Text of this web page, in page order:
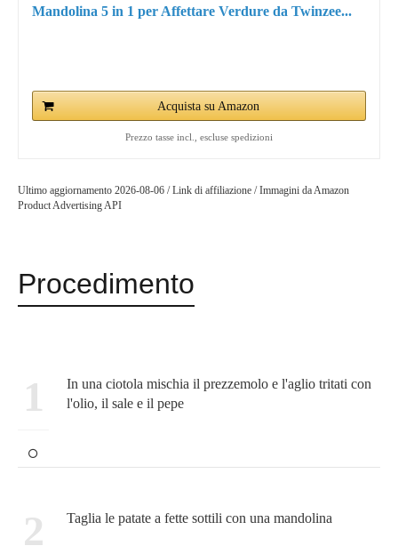
Mandolina 5 in 1 per Affettare Verdure da Twinzee...
Acquista su Amazon
Prezzo tasse incl., escluse spedizioni
Ultimo aggiornamento 2026-08-06 / Link di affiliazione / Immagini da Amazon
Product Advertising API
Procedimento
1
In una ciotola mischia il prezzemolo e l'aglio tritati con
l'olio, il sale e il pepe
2 Taglia le patate a fette sottili con una mandolina